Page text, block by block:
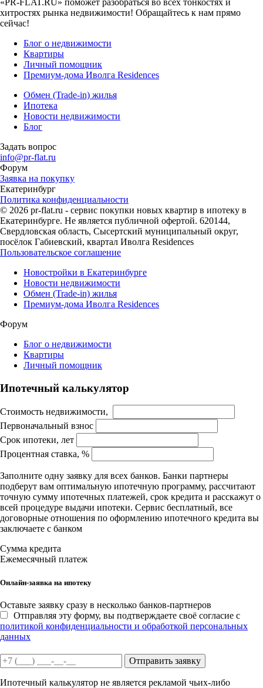
«PR-FLAT.RU» поможет разобраться во всех тонкостях и
хитростях рынка недвижимости! Обращайтесь к нам прямо
сейчас!
Блог о недвижимости
Квартиры
Личный помощник
Премиум-дома Иволга Residences
Обмен (Trade-in) жилья
Ипотека
Новости недвижимости
Блог
Задать вопрос
info@pr-flat.ru
Форум
Заявка на покупку
Екатеринбург
Политика конфиденциальности
© 2026 pr-flat.ru - сервис покупки новых квартир в ипотеку в
Екатеринбурге. Не является публичной офертой. 620144,
Свердловская область, Сысертский муниципальный округ,
посёлок Габиевский, квартал Иволга Residences
Пользовательское соглашение
Новостройки в Екатеринбурге
Новости недвижимости
Обмен (Trade-in) жилья
Премиум-дома Иволга Residences
Форум
Блог о недвижимости
Квартиры
Личный помощник
Ипотечный калькулятор
Стоимость недвижимости,
Первоначальный взнос
Срок ипотеки, лет
Процентная ставка, %
Заполните одну заявку для всех банков. Банки партнеры
подберут вам оптимальную ипотечную программу, рассчитают
точную сумму ипотечных платежей, срок кредита и расскажут о
всей процедуре выдачи ипотеки. Сервис бесплатный, все
договорные отношения по оформлению ипотечного кредита вы
заключаете с банком
Сумма кредита
Ежемесячный платеж
Онлайн-заявка на ипотеку
Оставьте заявку сразу в несколько банков-партнеров
Отправляя эту форму, вы подтверждаете своё согласие с
политикой конфиденциальности и обработкой персональных
данных
Отправить заявку
Ипотечный калькулятор не является рекламой чьих-либо